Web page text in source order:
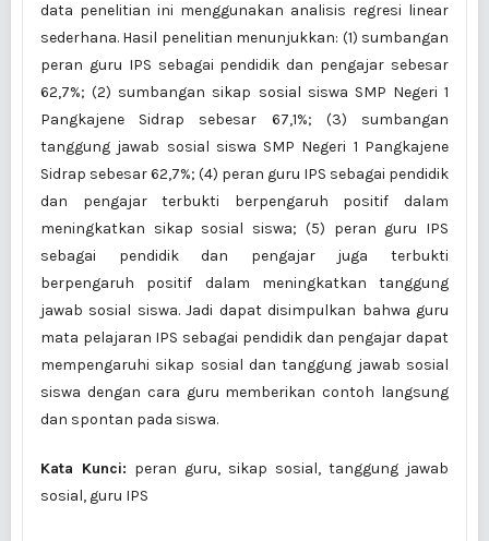
data penelitian ini menggunakan analisis regresi linear
sederhana. Hasil penelitian menunjukkan: (1) sumbangan
peran guru IPS sebagai pendidik dan pengajar sebesar
62,7%; (2) sumbangan sikap sosial siswa SMP Negeri 1
Pangkajene Sidrap sebesar 67,1%; (3) sumbangan
tanggung jawab sosial siswa SMP Negeri 1 Pangkajene
Sidrap sebesar 62,7%; (4) peran guru IPS sebagai pendidik
dan pengajar terbukti berpengaruh positif dalam
meningkatkan sikap sosial siswa; (5) peran guru IPS
sebagai pendidik dan pengajar juga terbukti
berpengaruh positif dalam meningkatkan tanggung
jawab sosial siswa. Jadi dapat disimpulkan bahwa guru
mata pelajaran IPS sebagai pendidik dan pengajar dapat
mempengaruhi sikap sosial dan tanggung jawab sosial
siswa dengan cara guru memberikan contoh langsung
dan spontan pada siswa.
Kata Kunci: peran guru, sikap sosial, tanggung jawab
sosial, guru IPS